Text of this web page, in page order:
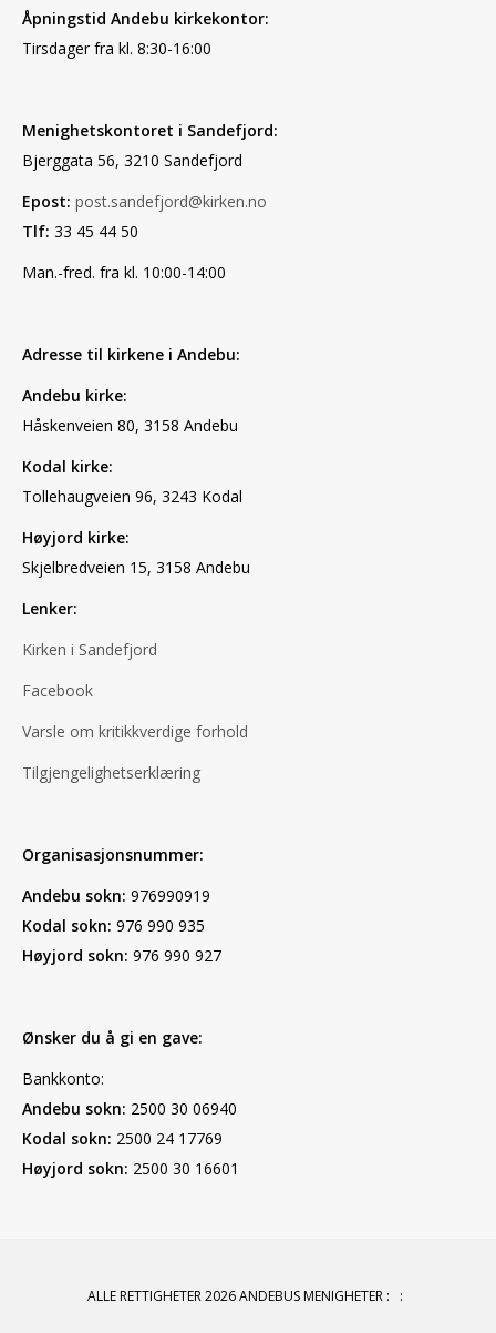
Åpningstid Andebu kirkekontor:
Tirsdager fra kl. 8:30-16:00
Menighetskontoret i Sandefjord:
Bjerggata 56, 3210 Sandefjord
Epost: post.sandefjord@kirken.no
Tlf: 33 45 44 50
Man.-fred. fra kl. 10:00-14:00
Adresse til kirkene i Andebu:
Andebu kirke:
Håskenveien 80, 3158 Andebu
Kodal kirke:
Tollehaugveien 96, 3243 Kodal
Høyjord kirke:
Skjelbredveien 15, 3158 Andebu
Lenker:
Kirken i Sandefjord
Facebook
Varsle om kritikkverdige forhold
Tilgjengelighetserklæring
Organisasjonsnummer:
Andebu sokn: 976990919
Kodal sokn: 976 990 935
Høyjord sokn: 976 990 927
Ønsker du å gi en gave:
Bankkonto:
Andebu sokn: 2500 30 06940
Kodal sokn: 2500 24 17769
Høyjord sokn: 2500 30 16601
ALLE RETTIGHETER 2026 ANDEBUS MENIGHETER: :